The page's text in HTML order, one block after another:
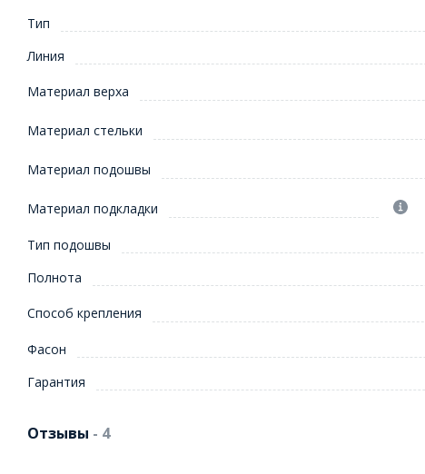
Тип
Линия
Материал верха
Материал стельки
Материал подошвы
Материал подкладки
Тип подошвы
Полнота
Способ крепления
Фасон
Гарантия
Отзывы - 4